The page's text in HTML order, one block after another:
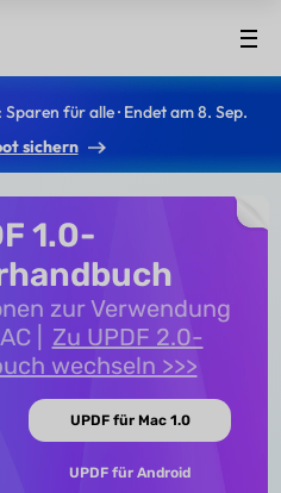
: Sparen für alle · Endet am 8. Sep.
sichern
1.0-
zur Verwendung
Zu UPDF 2.0-
wechseln >>>
UPDF für Mac 1.0
UPDF für Android